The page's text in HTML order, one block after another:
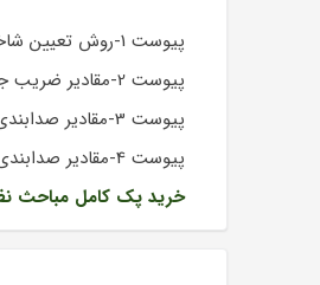
پیوست 1-روش تعیین شاخص کاهش صدای یک جدا کننده مرکب
پیوست 2-مقادیر ضریب جذب مواد و مصالح گوناگون
پیوست 3-مقادیر صدابندی هوابرد جدا کننده ها
پیوست 4-مقادیر صدابندی کوبه ای و هوابرد کف-سقف ها
خرید پک کامل مباحث